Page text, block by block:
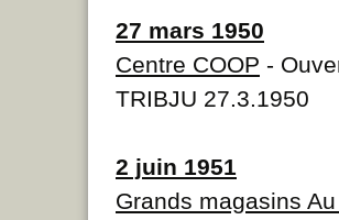
27 mars 1950
Centre COOP -
TRIBJU 27.3.1950
2 juin 1951
Grands magasins